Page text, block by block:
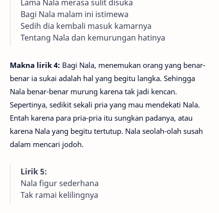
Lama Nala merasa sulit disuka
Bagi Nala malam ini istimewa
Sedih dia kembali masuk kamarnya
Tentang Nala dan kemurungan hatinya
Makna lirik 4: Bagi Nala, menemukan orang yang benar-
benar ia sukai adalah hal yang begitu langka. Sehingga
Nala benar-benar murung karena tak jadi kencan.
Sepertinya, sedikit sekali pria yang mau mendekati Nala.
Entah karena para pria-pria itu sungkan padanya, atau
karena Nala yang begitu tertutup. Nala seolah-olah susah
dalam mencari jodoh.
Lirik 5:
Nala figur sederhana
Tak ramai kelilingnya